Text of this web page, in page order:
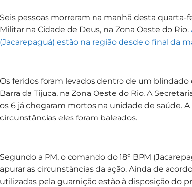
Seis pessoas morreram na manhã desta quarta-
Militar na Cidade de Deus, na Zona Oeste do Rio.
(Jacarepaguá) estão na região desde o final da
Os feridos foram levados dentro de um blindado
Barra da Tijuca, na Zona Oeste do Rio. A
os 6 já chegaram mortos na unidade de saúde.
circunstâncias eles foram baleados.
Segundo a PM, o comando do 18° BPM
apurar as circunstâncias da ação. Ainda de
utilizadas pela guarnição estão à disposição do